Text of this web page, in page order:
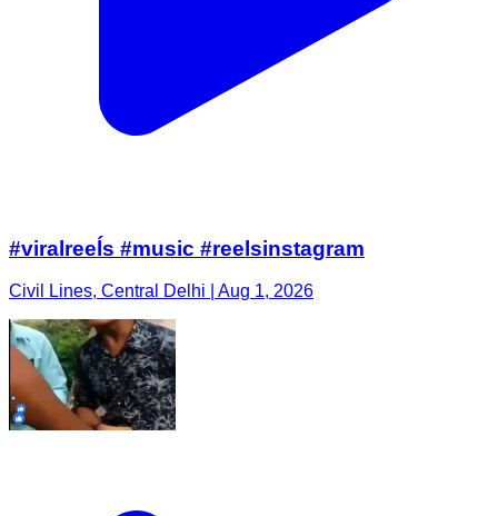
#viralreeĺs #music #reelsinstagram
Civil Lines, Central Delhi | Aug 1, 2026